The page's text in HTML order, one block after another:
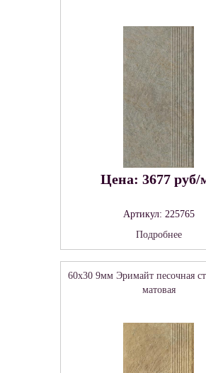
Цена: 3677 руб/
Артикул: 225765
Подробнее
60x30 9мм Эримайт песочная
матовая